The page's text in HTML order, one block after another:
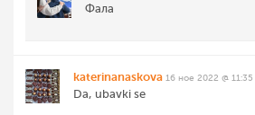
Фала
katerinanaskova 16 ное 2022 @ 11:35
Da, ubavki se